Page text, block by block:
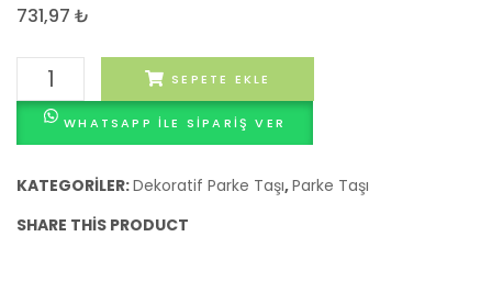
731,97 ₺
BAROK
1
adet
SEPETE EKLE
WHATSAPP ILE SIPARIŞ VER
KATEGORILER:Dekoratif Parke Taşı,Parke Taşı
SHARE THIS PRODUCT